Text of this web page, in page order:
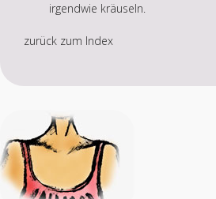
irgendwie kräuseln.
zurück zum Index